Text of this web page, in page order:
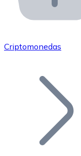
Integra
Únete a
Añade tu
Criptomonedas